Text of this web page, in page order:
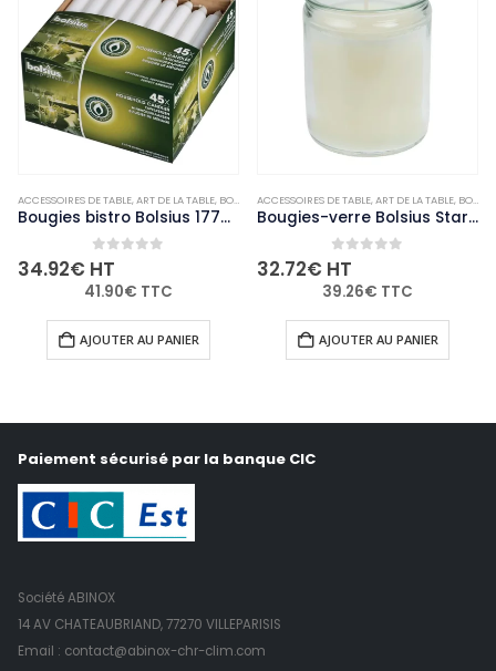
ACCESSOIRES DE TABLE,ART DE LA TABLE, BOUGIES ET PHOTOPHORES ,NON-PALETTISABLE
Bougies bistro Bolsius 177mm blanches (Lot de 45)
0out of 5
34.92€ HT
41.90€ TTC
AJOUTER AU PANIER
ACCESSOIRES DE TABLE,ART DE LA TABLE, BOUGIES ET PHOTOPHORES
Bougies-verre Bolsius Starlight transparentes (lot de 8)
0out of 5
32.72€ HT
39.26€ TTC
AJOUTER AU PANIER
Paiement sécurisé par la banque CIC
Société ABINOX
14 AV CHATEAUBRIAND, 77270 VILLEPARISIS
Email : contact@abinox-chr-clim.com